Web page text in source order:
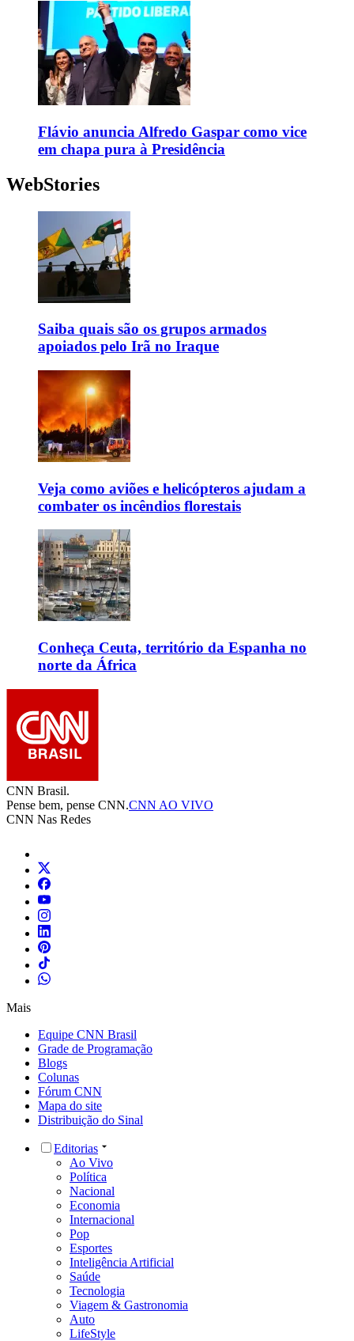
Flávio anuncia Alfredo Gaspar como vice
em chapa pura à Presidência
WebStories
Saiba quais são os grupos armados
apoiados pelo Irã no Iraque
Veja como aviões e helicópteros ajudam a
combater os incêndios florestais
Conheça Ceuta, território da Espanha no
norte da África
CNN Brasil.
Pense bem, pense CNN.CNN AO VIVO
CNN Nas Redes
Mais
Equipe CNN Brasil
Grade de Programação
Blogs
Colunas
Fórum CNN
Mapa do site
Distribuição do Sinal
Editorias
Ao Vivo
Política
Nacional
Economia
Internacional
Pop
Esportes
Inteligência Artificial
Saúde
Tecnologia
Viagem & Gastronomia
Auto
LifeStyle